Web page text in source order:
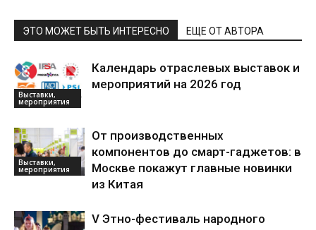
ЭТО МОЖЕТ БЫТЬ ИНТЕРЕСНО ЕЩЕ ОТ АВТОРА
Выставки,
мероприятия
Календарь отраслевых выставок и
мероприятий на 2026 год
Выставки,
мероприятия
От производственных
компонентов до смарт-гаджетов: в
Москве покажут главные новинки
из Китая
V Этно-фестиваль народного